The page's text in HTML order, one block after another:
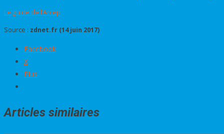
Le guide de l’Arcep
Source : zdnet.fr (14 juin 2017)
Facebook
X
Plus
Articles similaires